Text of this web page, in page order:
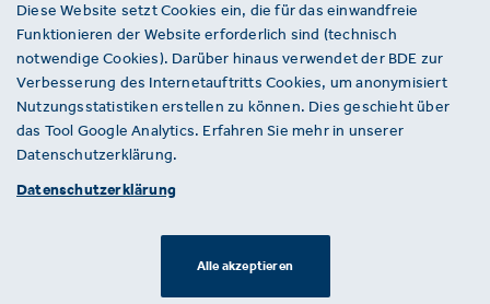
Entsorgungs-, Wasser- und
Kreislaufwirtschaft e. V.
Von-der-Heydt-Straße 2
D 10785 Berlin
Sie haben einen Fehler auf unserer Website
gefunden? Ihnen ist ein defekter Link
aufgefallen? Wir freuen uns über Ihren
Diese Website setzt Cookies ein, die für das einwandfreie
Funktionieren der Website erforderlich sind (technisch
notwendige Cookies). Darüber hinaus verwendet der BDE zur
Verbesserung des Internetauftritts Cookies, um anonymisiert
Nutzungsstatistiken erstellen zu können. Dies geschieht über
das Tool Google Analytics. Erfahren Sie mehr in unserer
Datenschutzerklärung.
Datenschutzerklärung
Alle akzeptieren